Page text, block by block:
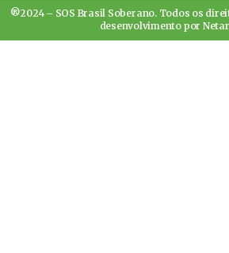
®2024 – SOS Brasil Soberano. Todos os
desenvolvimento por